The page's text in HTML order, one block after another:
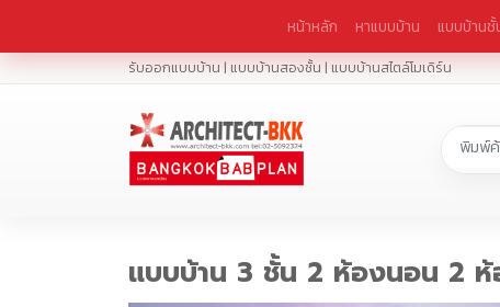
หน้าหลัก หาแบบบ้าน แบบบ้านชั้
รับออกแบบบ้าน | แบบบ้านสองชั้น | แบบบ้านสไตล์โมเดิร์น
แบบบ้าน 3 ชั้น 2 ห้องนอน 2 ห้